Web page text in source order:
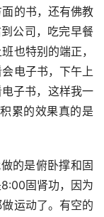
面的书，还有佛教
公司，吃完早餐
也特别的端正，
电子书，下午上
子书，这样我一
累的效果真的是
的是俯卧撑和固
固肾功，因为
运动了。有空的